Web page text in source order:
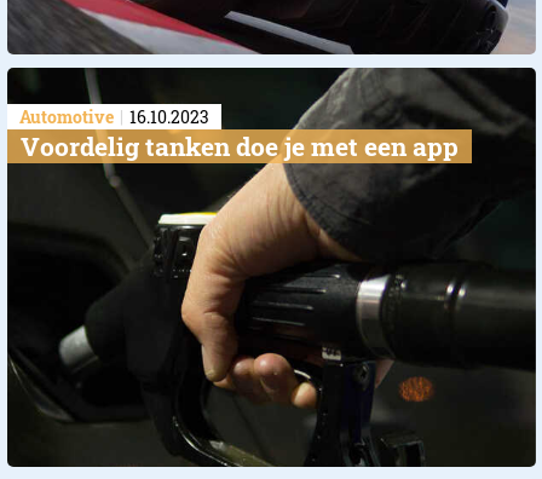
Automotive 16.10.2023
Voordelig tanken doe je met een app